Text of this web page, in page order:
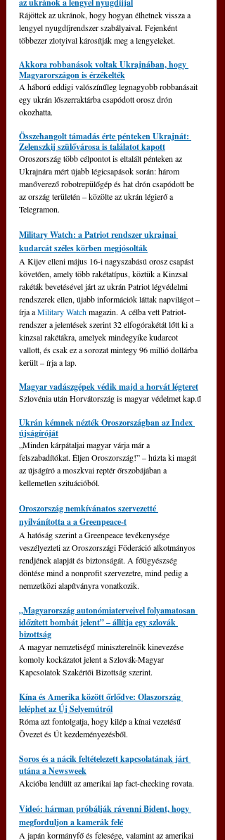
Rájöttek az ukránok, hogy hogyan élhetnek vissza a
lengyel nyugdíjrendszer szabályaival. Fejenként
többezer zlotyival károsítják meg a lengyeleket.
Akkora robbanások voltak Ukrajnában, hogy
Magyarországon is érzékelték
A háború eddigi valószínűleg legnagyobb robbanásait
egy ukrán lőszerraktárba csapódott orosz drón
okozhatta.
Összehangolt támadás érte pénteken Ukrajnát:
Zelenszkij szülővárosa is találatot kapott
Oroszország több célpontot is eltalált pénteken az
Ukrajnára mért újabb légicsapások során: három
manőverező robotrepülőgép és hat drón csapódott be
az ország területén – közölte az ukrán légierő a
Telegramon.
Military Watch: a Patriot rendszer ukrajnai
kudarcát széles körben megjósolták
A Kijev elleni május 16-i nagyszabású orosz csapást
követően, amely több rakétatípus, köztük a Kinzsal
rakéták bevetésével járt az ukrán Patriot légvédelmi
rendszerek ellen, újabb információk láttak napvilágot –
írja a Military Watch magazin. A célba vett Patriot-
rendszer a jelentések szerint 32 elfogórakétát lőtt ki a
kinzsal rakétákra, amelyek mindegyike kudarcot
vallott, és csak ez a sorozat mintegy 96 millió dollárba
került – írja a lap.
Magyar vadászgépek védik majd a horvát légteret
Szlovénia után Horvátország is magyar védelmet kap.ű
Ukrán kémnek nézték Oroszországban az Index
újságíróját
„Minden kárpátaljai magyar várja már a
felszabadítókat. Éljen Oroszország!” – húzta ki magát
az újságíró a moszkvai reptér őrszobájában a
kellemetlen szituációból.
Oroszország nemkívánatos szervezetté
nyilvánította a a Greenpeace-t
A hatóság szerint a Greenpeace tevékenysége
veszélyezteti az Oroszországi Föderáció alkotmányos
rendjének alapját és biztonságát. A főügyészség
döntése mind a nonprofit szervezetre, mind pedig a
nemzetközi alapítványra vonatkozik.
„Magyarország autonómiaterveivel folyamatosan
időzített bombát jelent” – állítja egy szlovák
bizottság
A magyar nemzetiségű miniszterelnök kinevezése
komoly kockázatot jelent a Szlovák-Magyar
Kapcsolatok Szakértői Bizottság szerint.
Kína és Amerika között őrlődve: Olaszország
leléphet az Új Selyemútról
Róma azt fontolgatja, hogy kilép a kínai vezetésű
Övezet és Út kezdeményezésből.
Soros és a nácik feltételezett kapcsolatának járt
utána a Newsweek
Akcióba lendült az amerikai lap fact-checking rovata.
Videó: hárman próbálják rávenni Bident, hogy
megforduljon a kamerák felé
A japán kormányfő és felesége, valamint az amerikai